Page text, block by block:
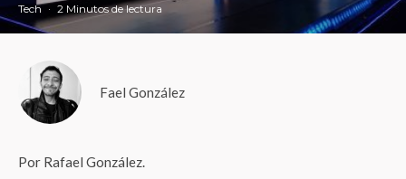
Tech · 2 Minutos de lectura
Fael González
Por Rafael González.